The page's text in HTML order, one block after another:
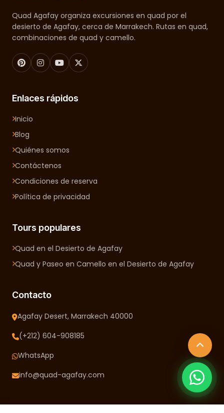
Quad Agafay organiza excursiones en quad por el
desierto de Agafay, cerca de Marrakech. Rutas en quad,
combinaciones de quad y camello.
Enlaces rápidos
Inicio
Blog
Quiénes somos
Contáctenos
Condiciones de reserva
Política de privacidad
Tours populares
Quad en el Desierto de Agafay
Quad y Paseo en Camello en el Desierto de Agafay
Contacto
Agafay Desert, Marrakech 40000
(+212) 604-908185
WhatsApp
info@quad-agafay.com